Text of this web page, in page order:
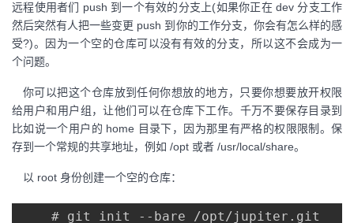
远程使用者们 push 到一个有效的分支上(如果你正在 dev 分支工作
然后突然有人把一些变更 push 到你的工作分支，你会有怎么样的感
受?)。因为一个空的仓库可以没有有效的分支，所以这不会成为一
个问题。
你可以把这个仓库放到任何你想放的地方，只要你想要放开权限
给用户和用户组，让他们可以在仓库下工作。千万不要保存目录到
比如说一个用户的 home 目录下，因为那里有严格的权限限制。保
存到一个常规的共享地址，例如 /opt 或者 /usr/local/share。
以 root 身份创建一个空的仓库：
    # git init --bare /opt/jupiter.git